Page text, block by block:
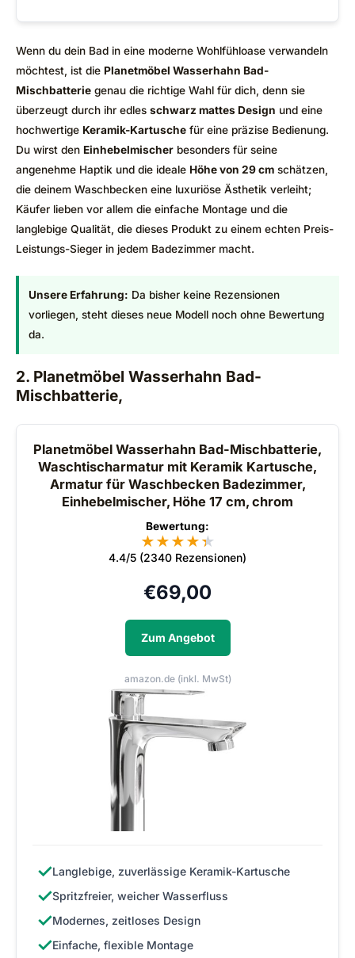
Wenn du dein Bad in eine moderne Wohlfühloase verwandeln
möchtest, ist die Planetmöbel Wasserhahn Bad-
Mischbatterie genau die richtige Wahl für dich, denn sie
überzeugt durch ihr edles schwarz mattes Design und eine
hochwertige Keramik-Kartusche für eine präzise Bedienung.
Du wirst den Einhebelmischer besonders für seine
angenehme Haptik und die ideale Höhe von 29 cm schätzen,
die deinem Waschbecken eine luxuriöse Ästhetik verleiht;
Käufer lieben vor allem die einfache Montage und die
langlebige Qualität, die dieses Produkt zu einem echten Preis-
Leistungs-Sieger in jedem Badezimmer macht.
Unsere Erfahrung: Da bisher keine Rezensionen
vorliegen, steht dieses neue Modell noch ohne Bewertung
da.
2. Planetmöbel Wasserhahn Bad-
Mischbatterie,
Planetmöbel Wasserhahn Bad-Mischbatterie,
Waschtischarmatur mit Keramik Kartusche,
Armatur für Waschbecken Badezimmer,
Einhebelmischer, Höhe 17 cm, chrom
Bewertung:
★★★★★
★
4.4/5 (2340 Rezensionen)
€69,00
Zum Angebot
amazon.de (inkl. MwSt)
✓Langlebige, zuverlässige Keramik-Kartusche
✓Spritzfreier, weicher Wasserfluss
✓Modernes, zeitloses Design
✓Einfache, flexible Montage